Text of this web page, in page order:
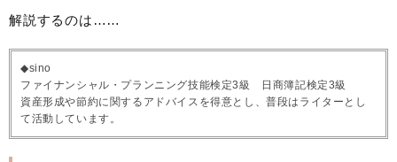
解説するのは……
◆sino
ファイナンシャル・プランニング技能検定3級 日商簿記検定3級
資産形成や節約に関するアドバイスを得意とし、普段はライターとし
て活動しています。